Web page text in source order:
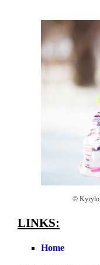
© Kyrylo
LINKS:
Home